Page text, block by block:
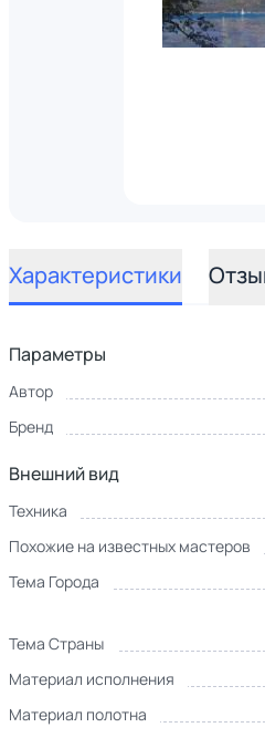
Характеристики
Параметры
Автор
Бренд
Внешний вид
Техника
Похожие на известных мастеров
Тема Города
Тема Страны
Материал исполнения
Материал полотна